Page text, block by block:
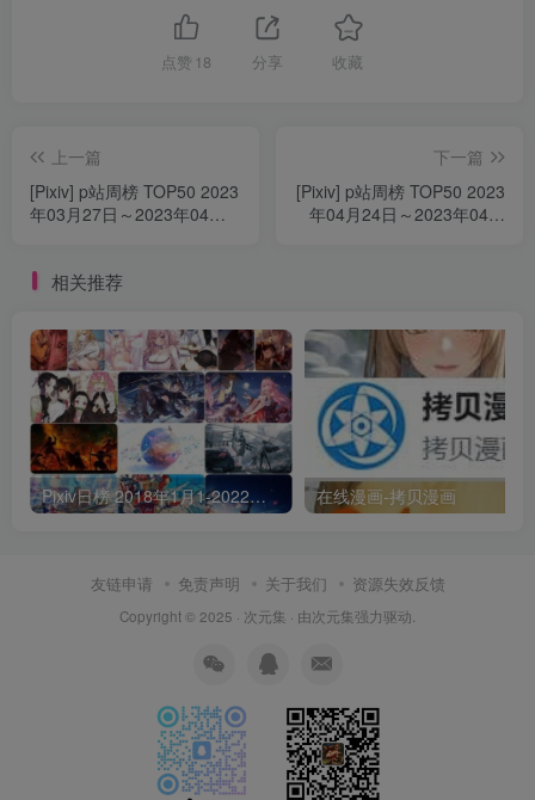
点赞 18 分享 收藏
上一篇
[Pixiv] p站周榜 TOP50 2023
年03月27日～2023年04月
下一篇
[Pixiv] p站周榜 TOP50 2023
年04月24日～2023年04月
相关推荐
Pixiv日榜 2018年1月1-2022年6月30 p站日榜合集包含3万6千多张图每张都是壁纸级 在线漫画-拷贝漫画
友链申请 免责声明 关于我们 资源失效反馈
Copyright © 2025 · 次元集 · 由次元集强力驱动.